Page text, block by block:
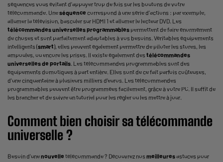
séquences vous évitant d’appuyer trop de fois sur les boutons de votre
télécommande. Uneséquence correspond à une série d’actions : par exemple,
allumer la télévision, basculer sur HDMI 1 et allumer le lecteur DVD. Les
télécommandes universelles programmables permettent de faire énormément
de choses et sont parfaitement adaptables à vos besoins. Véritables équipements
intelligents (smart), elles peuvent également permettre de piloter les stores, les
ampoules, ou encore les prises. Il existe également des télécommandes
universelles de portails. Les télécommandes programmables sont des
équipements domotiques à part entière. Elles sont de ce fait parfois coûteuses,
d’une cinquantaine à plusieurs milliers d’euros. Les télécommandes
programmables peuvent être programmées facilement, grâce à votre PC. Il suffit de
les brancher et de suivre un tutoriel pour les régler ou les mettre à jour.
Comment bien choisir sa télécommande
universelle ?
Besoin d’unenouvelle télécommande ? Découvrez nos meilleuresastuces pour